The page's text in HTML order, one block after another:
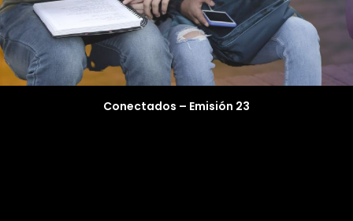
Conectados – Emisión 23